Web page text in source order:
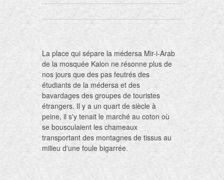
La place qui sépare la médersa Mir-i-Arab
de la mosquée Kalon ne résonne plus de
nos jours que des pas feutrés des
étudiants de la médersa et des
bavardages des groupes de touristes
étrangers. Il y a un quart de siècle à
peine, il s'y tenait le marché au coton où
se bousculaient les chameaux
transportant des montagnes de tissus au
milieu d'une foule bigarrée.